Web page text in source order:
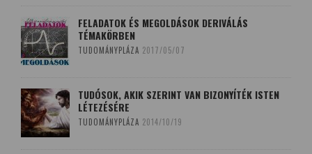
FELADATOK ÉS MEGOLDÁSOK DERIVÁLÁS
TÉMAKÖRBEN
TUDOMÁNYPLÁZA 2017/05/07
TUDÓSOK, AKIK SZERINT VAN BIZONYÍTÉK ISTEN
LÉTEZÉSÉRE
TUDOMÁNYPLÁZA 2014/10/19